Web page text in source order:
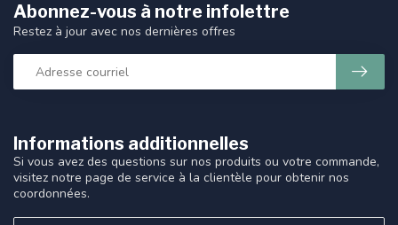
Informations additionnelles
Si vous avez des questions sur nos produits ou votre commande,
visitez notre page de service à la clientèle pour obtenir nos
coordonnées.
Abonnez-vous à notre infolettre
Restez à jour avec nos dernières offres